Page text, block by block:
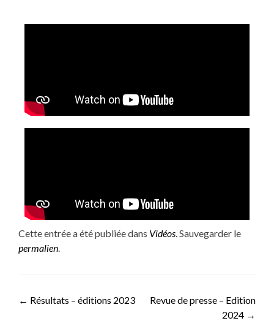
Cette entrée a été publiée dans Vidéos. Sauvegarder le
permalien.
← Résultats – éditions 2023
Revue de presse – Edition
2024 →